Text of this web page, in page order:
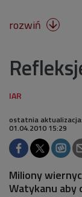
rozwiń 
ostatnia aktualizacja:
01.04.2010 15:29
Miliony
Watykanu aby